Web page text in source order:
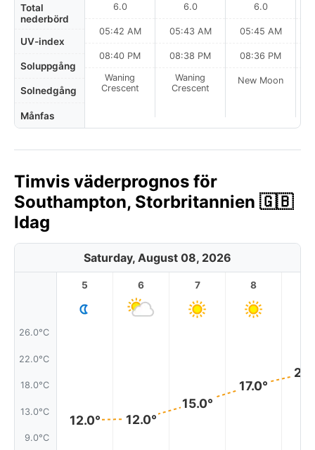
Total
nederbörd
UV-index
Soluppgång
Solnedgång
Månfas
6.0
05:42 AM
08:40 PM
Waning
Crescent
6.0
05:43 AM
08:38 PM
Waning
Crescent
6.0
05:45 AM
08:36 PM
New Moon
Timvis väderprognos för
Southampton, Storbritannien 🇬🇧
Idag
Saturday, August 08, 2026
26.0°C
22.0°C
18.0°C
13.0°C
9.0°C
5
12.0°
6
12.0°
7
15.0°
8
17.0°